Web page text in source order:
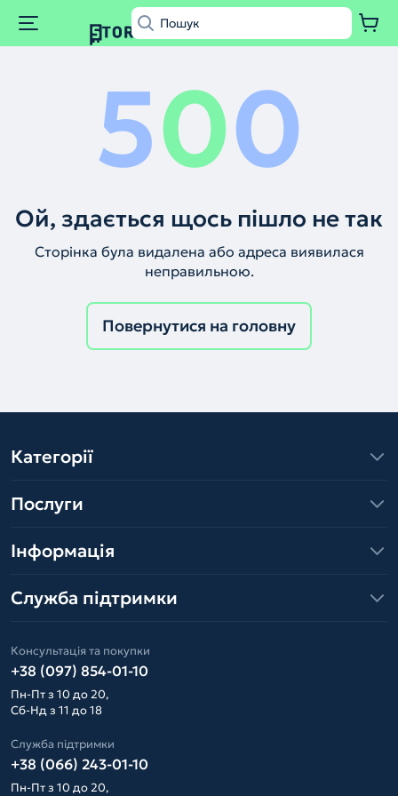
500
Ой, здається щось пішло не так
Сторінка була видалена або адреса виявилася
неправильною.
Повернутися на головну
Категорії
Послуги
Інформація
Служба підтримки
Консультація та покупки
+38 (097) 854-01-10
Пн-Пт з 10 до 20,
Сб-Нд з 11 до 18
Служба підтримки
+38 (066) 243-01-10
Пн-Пт з 10 до 20,